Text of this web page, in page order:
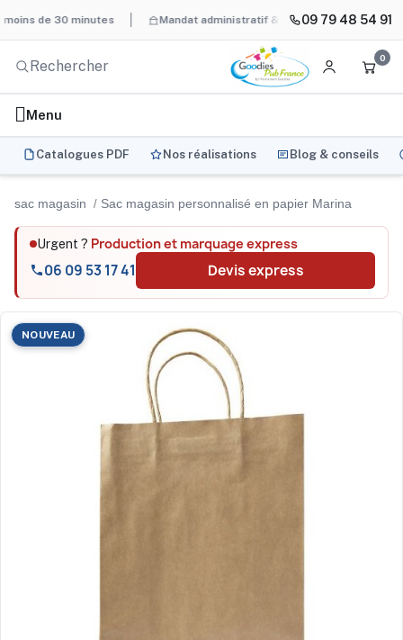
30 minutes Mandat administratif & Chorus Pro BAT
09 79 48 54 91
0
Menu
Catalogues PDF Nos réalisations Blog & conseils
sac magasin Sac magasin personnalisé en papier Marina
Urgent ? Production et marquage express
06 09 53 17 41 Devis express
NOUVEAU